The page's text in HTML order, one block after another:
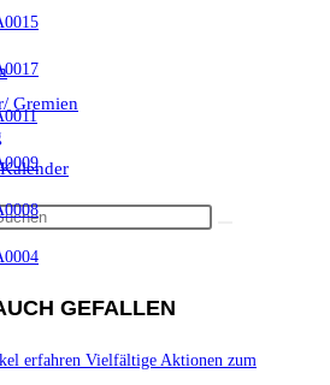
Gremien
GEFALLEN